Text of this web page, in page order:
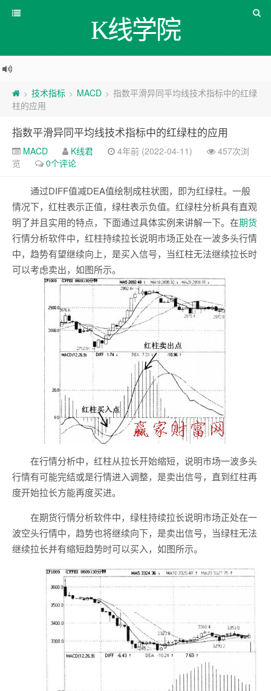
K线学院
> 技术指标 > MACD > 指数平滑异同平均线技术指标中的红绿
柱的应用
指数平滑异同平均线技术指标中的红绿柱的应用
MACD K线君 4年前 (2022-04-11)
457次浏
览
0个评论
通过DIFF值减DEA值绘制成柱状图，即为红绿柱。一般
情况下，红柱表示正值，绿柱表示负值。红绿柱分析具有直观
明了并且实用的特点，下面通过具体实例来讲解一下。在期货
行情分析软件中，红柱持续拉长说明市场正处在一波多头行情
中，趋势有望继续向上，是买入信号，当红柱无法继续拉长时
可以考虑卖出，如图所示。
在行情分析中，红柱从拉长开始缩短，说明市场一波多头
行情有可能完结或是行情进入调整，是卖出信号，直到红柱再
度开始拉长方能再度买进。
在期货行情分析软件中，绿柱持续拉长说明市场正处在一
波空头行情中，趋势也将继续向下，是卖出信号，当绿柱无法
继续拉长并有缩短趋势时可以买入，如图所示。